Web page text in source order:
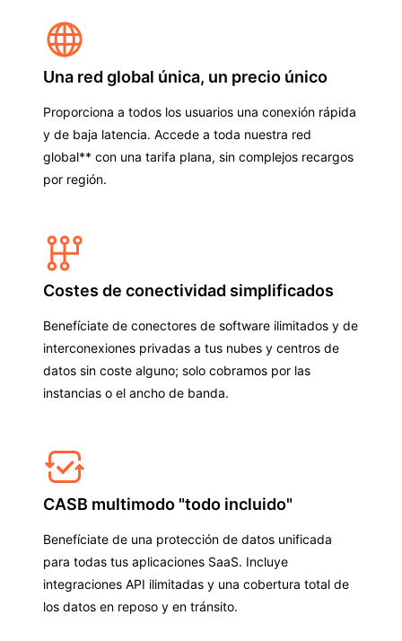
Una red global única, un precio único
Proporciona a todos los usuarios una conexión rápida
y de baja latencia. Accede a toda nuestra red
global** con una tarifa plana, sin complejos recargos
por región.
Costes de conectividad simplificados
Benefíciate de conectores de software ilimitados y de
interconexiones privadas a tus nubes y centros de
datos sin coste alguno; solo cobramos por las
instancias o el ancho de banda.
CASB multimodo "todo incluido"
Benefíciate de una protección de datos unificada
para todas tus aplicaciones SaaS. Incluye
integraciones API ilimitadas y una cobertura total de
los datos en reposo y en tránsito.